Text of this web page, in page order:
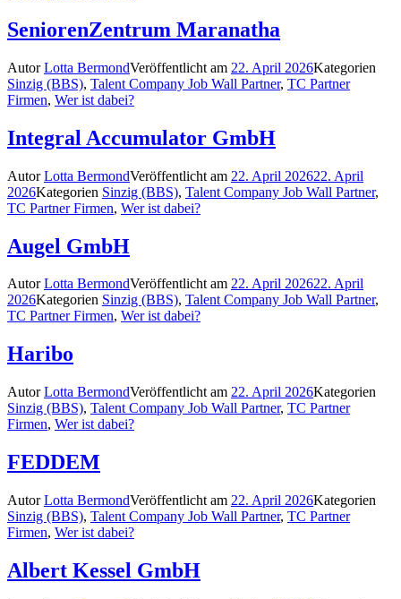
SeniorenZentrum Maranatha
AutorLotta BermondVeröffentlicht am 22. April 2026Kategorien
Sinzig (BBS), Talent Company Job Wall Partner, TC Partner
Firmen, Wer ist dabei?
Integral Accumulator GmbH
AutorLotta BermondVeröffentlicht am 22. April 202622. April
2026Kategorien Sinzig (BBS), Talent Company Job Wall Partner,
TC Partner Firmen, Wer ist dabei?
Augel GmbH
AutorLotta BermondVeröffentlicht am 22. April 202622. April
2026Kategorien Sinzig (BBS), Talent Company Job Wall Partner,
TC Partner Firmen, Wer ist dabei?
Haribo
AutorLotta BermondVeröffentlicht am 22. April 2026Kategorien
Sinzig (BBS), Talent Company Job Wall Partner, TC Partner
Firmen, Wer ist dabei?
FEDDEM
AutorLotta BermondVeröffentlicht am 22. April 2026Kategorien
Sinzig (BBS), Talent Company Job Wall Partner, TC Partner
Firmen, Wer ist dabei?
Albert Kessel GmbH